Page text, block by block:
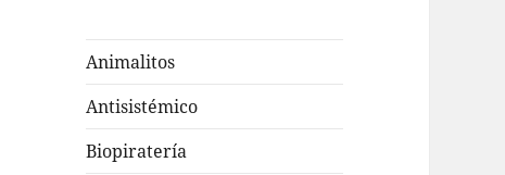
Animalitos
Antisistémico
Biopiratería